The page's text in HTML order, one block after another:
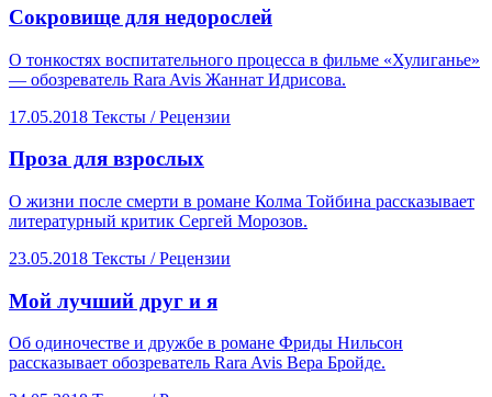
​Сокровище для недорослей
О тонкостях воспитательного процесса в фильме «Хулиганье»
— обозреватель Rara Avis Жаннат Идрисова.
17.05.2018 Тексты /Рецензии
​Проза для взрослых
О жизни после смерти в романе Колма Тойбина рассказывает
литературный критик Сергей Морозов.
23.05.2018 Тексты /Рецензии
​Мой лучший друг и я
Об одиночестве и дружбе в романе Фриды Нильсон
рассказывает обозреватель Rara Avis Вера Бройде.